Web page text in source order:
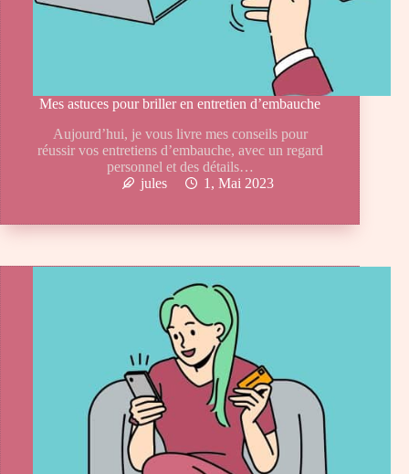
Mes astuces pour briller en entretien d’embauche
Aujourd’hui, je vous livre mes conseils pour
réussir vos entretiens d’embauche, avec un regard
personnel et des détails…
jules
1, Mai 2023